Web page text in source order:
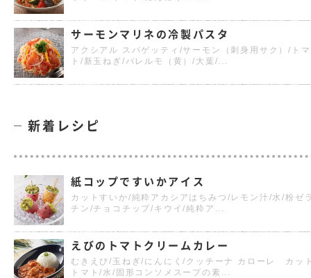
サーモンマリネの冷製パスタ
アクシアル スパゲッティ/サーモン（刺身用サク）/トマ
ト/新玉ねぎ/パレルモ（黄）/大葉/...
新着レシピ
紙コップですいかアイス
カットすいか/純粋アカシアはちみつ/レモン汁/水/粉ゼ
チン/チョコチップ/キウイ/純粋ア...
えびのトマトクリームカレー
むきえび/玉ねぎ/にんにく/クッチーナ カローレ カッ
トマト/水/固形コンソメスープの素...